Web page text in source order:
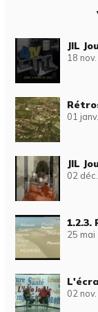
JIL
18
01
JIL
02
1.2.3.
25 mai
02